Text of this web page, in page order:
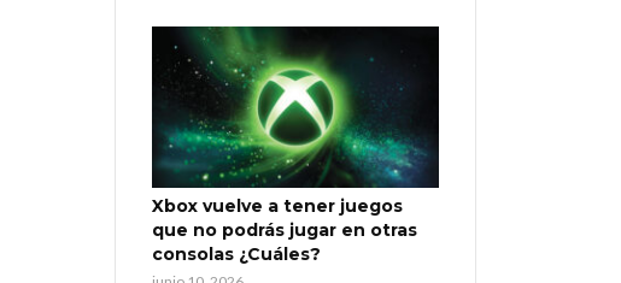
Xbox vuelve a tener juegos
que no podrás jugar en otras
consolas ¿Cuáles?